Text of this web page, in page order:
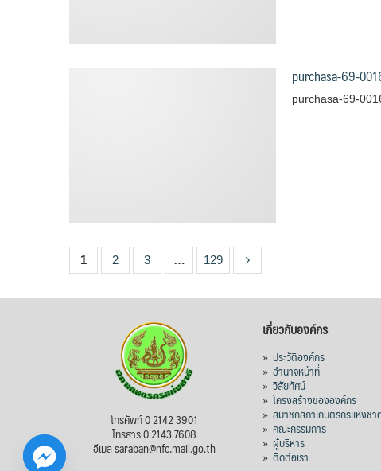
purchasa-69-
purchasa-69-
1 2 3 … 129
โทรศัพท์ 0 2142 3901
โทรสาร 0 2143 7608
อีเมล saraban@nfc.mail.go.th
เกี่ยวกับองค์กร
»ประวัติองค์กร
»อำนาจหน้าที่
»วิสัยทัศน์
»โครงสร้างขององค์กร
»สมาชิกสภาเกษตรกรแห่งชา
»คณะกรรมการ
» ผู้บริหาร
»ติดต่อเรา